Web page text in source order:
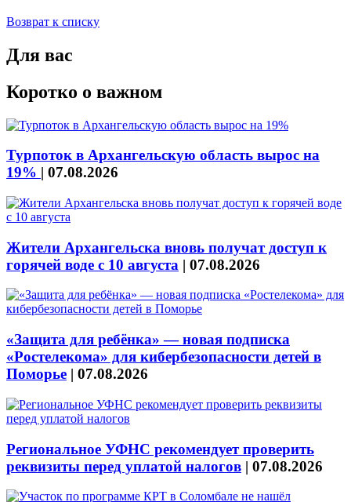
Возврат к списку
Для вас
Коротко о важном
Турпоток в Архангельскую область вырос на
19% | 07.08.2026
Жители Архангельска вновь получат доступ к
горячей воде с 10 августа | 07.08.2026
«Защита для ребёнка» — новая подписка
«Ростелекома» для кибербезопасности детей в
Поморье | 07.08.2026
Региональное УФНС рекомендует проверить
реквизиты перед уплатой налогов | 07.08.2026